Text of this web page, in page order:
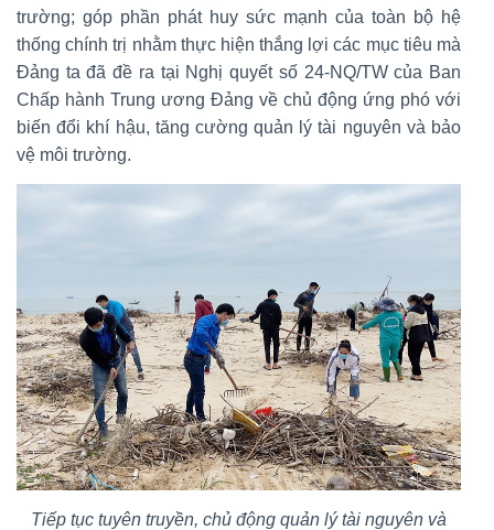
trường; góp phần phát huy sức mạnh của toàn bộ hệ
thống chính trị nhằm thực hiện thắng lợi các mục tiêu mà
Đảng ta đã đề ra tại Nghị quyết số 24-NQ/TW của Ban
Chấp hành Trung ương Đảng về chủ động ứng phó với
biến đổi khí hậu, tăng cường quản lý tài nguyên và bảo
vệ môi trường.
Tiếp tục tuyên truyền, chủ động quản lý tài nguyên và